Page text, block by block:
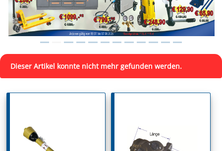
Dieser Artikel konnte nicht mehr gefunden werden.